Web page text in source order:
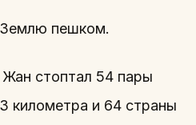
пешком.
Жан стоптал 54 пары
километра и 64 страны